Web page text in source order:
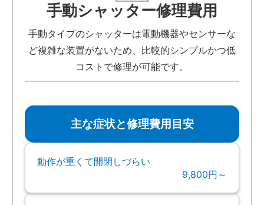
手動シャッター修理費用
手動タイプのシャッターは電動機器やセンサーな
ど複雑な装置がないため、比較的シンプルかつ低
コストで修理が可能です。
主な症状と修理費用目安
動作が重くて開閉しづらい
9,800円～